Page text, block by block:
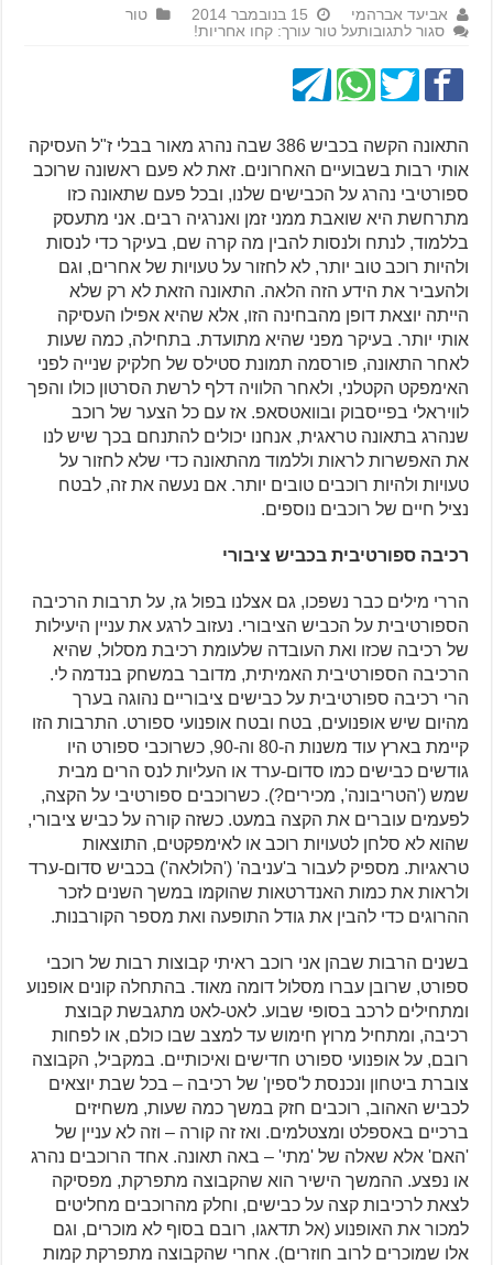
אביעד אברהמי 15 בנובמבר 2014
טור
סגור לתגובותעל טור עורך: קחו אחריות!
התאונה הקשה בכביש 386 שבה נהרג מאור בבלי ז"ל העסיקה
אותי רבות בשבועיים האחרונים. זאת לא פעם ראשונה שרוכב
ספורטיבי נהרג על הכבישים שלנו, ובכל פעם שתאונה כזו
מתרחשת היא שואבת ממני זמן ואנרגיה רבים. אני מתעסק
בללמוד, לנתח ולנסות להבין מה קרה שם, בעיקר כדי לנסות
ולהיות רוכב טוב יותר, לא לחזור על טעויות של אחרים, וגם
ולהעביר את הידע הזה הלאה. התאונה הזאת לא רק שלא
הייתה יוצאת דופן מהבחינה הזו, אלא שהיא אפילו העסיקה
אותי יותר. בעיקר מפני שהיא מתועדת. בתחילה, כמה שעות
לאחר התאונה, פורסמה תמונת סטילס של חלקיק שנייה לפני
האימפקט הקטלני, ולאחר הלוויה דלף לרשת הסרטון כולו והפך
לוויראלי בפייסבוק ובוואטסאפ. אז עם כל הצער של רוכב
שנהרג בתאונה טראגית, אנחנו יכולים להתנחם בכך שיש לנו
את האפשרות לראות וללמוד מהתאונה כדי שלא לחזור על
טעויות ולהיות רוכבים טובים יותר. אם נעשה את זה, לבטח
נציל חיים של רוכבים נוספים.
רכיבה ספורטיבית בכביש ציבורי
הררי מילים כבר נשפכו, גם אצלנו בפול גז, על תרבות הרכיבה
הספורטיבית על הכביש הציבורי. נעזוב לרגע את עניין היעילות
של רכיבה שכזו ואת העובדה שלעומת רכיבת מסלול, שהיא
הרכיבה הספורטיבית האמיתית, מדובר במשחק בנדמה לי.
הרי רכיבה ספורטיבית על כבישים ציבוריים נהוגה בערך
מהיום שיש אופנועים, בטח ובטח אופנועי ספורט. התרבות הזו
קיימת בארץ עוד משנות ה-80 וה-90, כשרוכבי ספורט היו
גודשים כבישים כמו סדום-ערד או העליות לנס הרים מבית
שמש ('הטריבונה', מכירים?). כשרוכבים ספורטיבי על הקצה,
לפעמים עוברים את הקצה במעט. כשזה קורה על כביש ציבורי,
שהוא לא סלחן לטעויות רוכב או לאימפקטים, התוצאות
טראגיות. מספיק לעבור ב'עניבה' ('הלולאה') בכביש סדום-ערד
ולראות את כמות האנדרטאות שהוקמו במשך השנים לזכר
ההרוגים כדי להבין את גודל התופעה ואת מספר הקורבנות.
בשנים הרבות שבהן אני רוכב ראיתי קבוצות רבות של רוכבי
ספורט, שרובן עברו מסלול דומה מאוד. בהתחלה קונים אופנוע
ומתחילים לרכב בסופי שבוע. לאט-לאט מתגבשת קבוצת
רכיבה, ומתחיל מרוץ חימוש עד למצב שבו כולם, או לפחות
רובם, על אופנועי ספורט חדישים ואיכותיים. במקביל, הקבוצה
צוברת ביטחון ונכנסת ל'ספין' של רכיבה – בכל שבת יוצאים
לכביש האהוב, רוכבים חזק במשך כמה שעות, משחיזים
ברכיים באספלט ומצטלמים. ואז זה קורה – וזה לא עניין של
'האם' אלא שאלה של 'מתי' – באה תאונה. אחד הרוכבים נהרג
או נפצע. ההמשך הישיר הוא שהקבוצה מתפרקת, מפסיקה
לצאת לרכיבות קצה על כבישים, וחלק מהרוכבים מחליטים
למכור את האופנוע (אל תדאגו, רובם בסוף לא מוכרים, וגם
אלו שמוכרים לרוב חוזרים). אחרי שהקבוצה מתפרקת קמות